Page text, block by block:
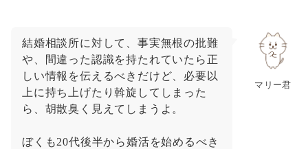
マリー君
結婚相談所に対して、事実無根の批難
や、間違った認識を持たれていたら正
しい情報を伝えるべきだけど、必要以
上に持ち上げたり斡旋してしまった
ら、胡散臭く見えてしまうよ。
ぼくも20代後半から婚活を始めるべき